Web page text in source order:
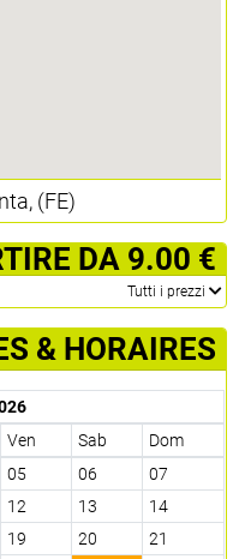
(FE)
DA 9.00 €
­Tutti i prezzi
& HORAIRES
Ven Sab
Dom
05 06
07
12 13
14
19 20
21